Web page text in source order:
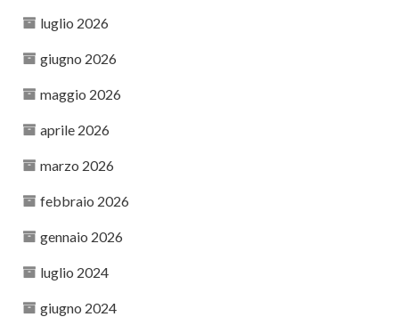
luglio 2026
giugno 2026
maggio 2026
aprile 2026
marzo 2026
febbraio 2026
gennaio 2026
luglio 2024
giugno 2024